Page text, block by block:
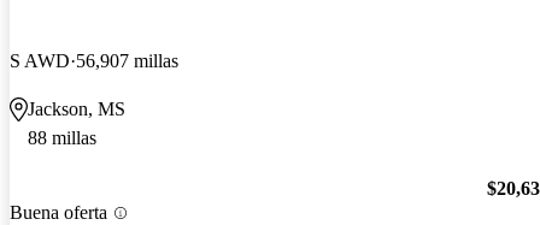
S AWD 56,907 millas
Jackson, MS
88 millas
Buena oferta